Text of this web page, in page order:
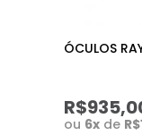
ÓCULOS
ou 6x de